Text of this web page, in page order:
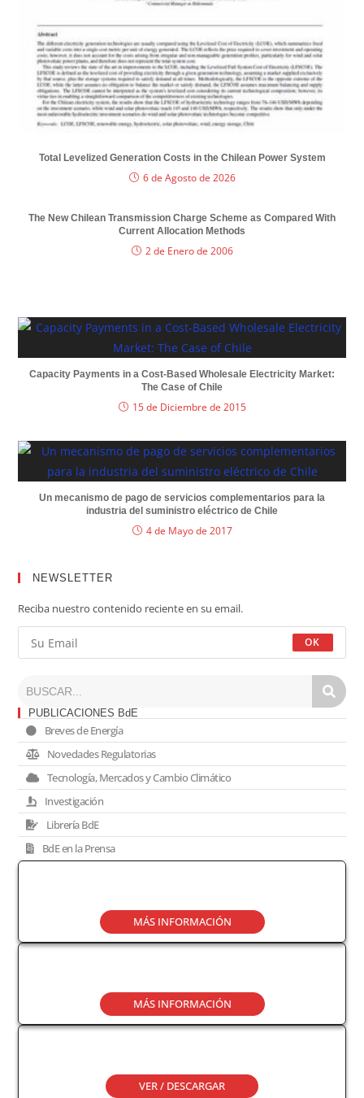
Total Levelized Generation Costs in the Chilean Power System
6 de Agosto de 2026
The New Chilean Transmission Charge Scheme as Compared With
Current Allocation Methods
2 de Enero de 2006
Capacity Payments in a Cost-Based Wholesale Electricity Market:
The Case of Chile
15 de Diciembre de 2015
Un mecanismo de pago de servicios complementarios para la
industria del suministro eléctrico de Chile
4 de Mayo de 2017
NEWSLETTER
Reciba nuestro contenido reciente en su email.
OK
PUBLICACIONES BdE
Breves de Energía
Novedades Regulatorias
Tecnología, Mercados y Cambio Climático
Investigación
Librería BdE
BdE en la Prensa
MÁS INFORMACIÓN
MÁS INFORMACIÓN
VER / DESCARGAR